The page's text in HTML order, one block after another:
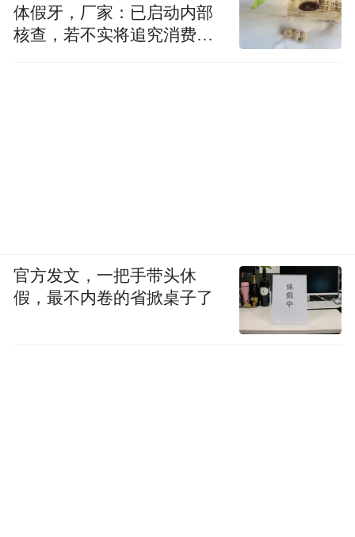
体假牙，厂家：已启动内部
核查，若不实将追究消费者
官方发文，一把手带头休
假，最不内卷的省掀桌子了